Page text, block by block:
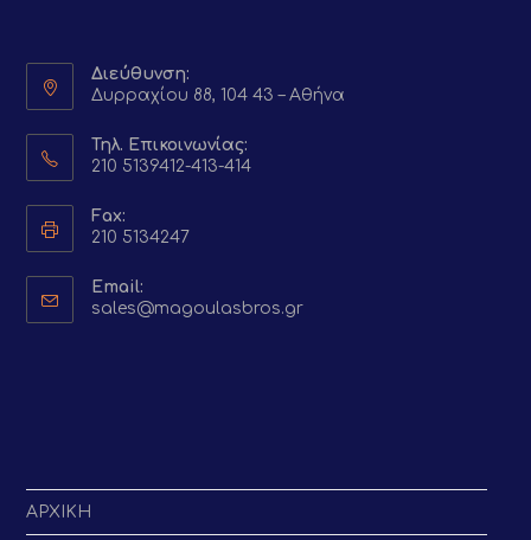
Διεύθυνση:
Δυρραχίου 88, 104 43 – Αθήνα
Τηλ. Επικοινωνίας:
210 5139412-413-414
Fax:
210 5134247
Email:
sales@magoulasbros.grOpens
ΑΡΧΙΚΗ